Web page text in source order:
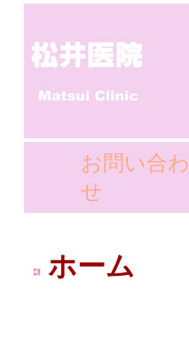
お問い合わ
せ
ホーム